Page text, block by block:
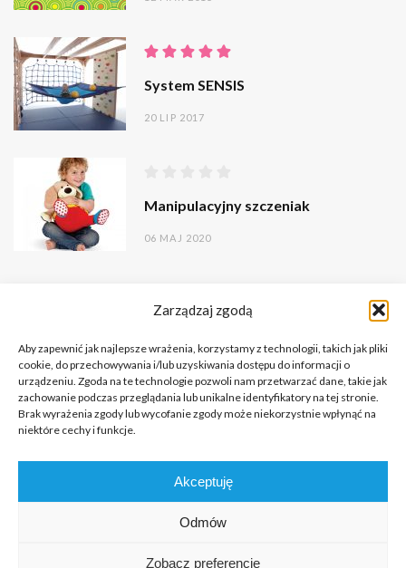
Zarządzaj zgodą
Aby zapewnić jak najlepsze wrażenia, korzystamy z technologii, takich jak pliki
cookie, do przechowywania i/lub uzyskiwania dostępu do informacji o
urządzeniu. Zgoda na te technologie pozwoli nam przetwarzać dane, takie jak
zachowanie podczas przeglądania lub unikalne identyfikatory na tej stronie.
Brak wyrażenia zgody lub wycofanie zgody może niekorzystnie wpłynąć na
niektóre cechy i funkcje.
Akceptuję
Odmów
Zobacz preferencje
System SENSIS
20 LIP 2017
Manipulacyjny szczeniak
06 MAJ 2020
Copyright © 2026 Portal o Integracji Sensorycznej dla terapeutów